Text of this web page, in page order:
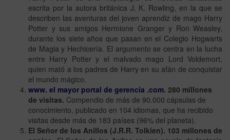
escrita por la autora británica J. K. Rowling, en la que se
describen las aventuras del joven aprendiz de mago Harry
Potter y sus amigos Hermione Granger y Ron Weasley,
durante los siete años que pasan en el Colegio Hogwarts
de Magia y Hechicería. El argumento se centra en la lucha
entre Harry Potter y el malvado mago Lord Voldemort,
quien mató a los padres de Harry en su afán de conquistar
el mundo mágico.
www. el mayor portal de gerencia .com. 280 millones
de visitas. Compendio de más de 90.000 cápsulas de
conocimiento, publicado en 104 idiomas, que ha recibido
visitas desde más de 183 países (96% del planeta).
El Señor de los Anillos (J.R.R. Tolkien). 103 millones de